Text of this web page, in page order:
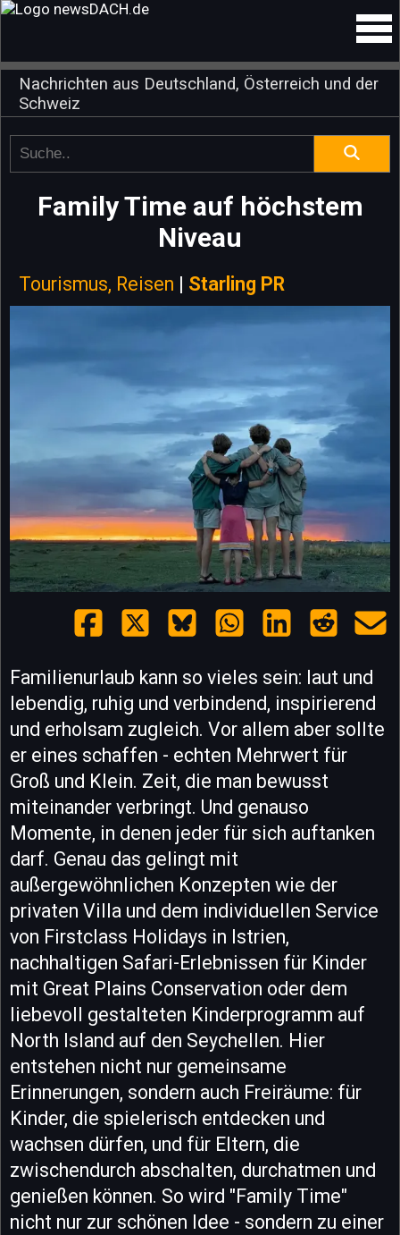
Nachrichten aus Deutschland, Österreich und der
Schweiz
Family Time auf höchstem
Niveau
Tourismus, Reisen | Starling PR
Familienurlaub kann so vieles sein: laut und
lebendig, ruhig und verbindend, inspirierend
und erholsam zugleich. Vor allem aber sollte
er eines schaffen - echten Mehrwert für
Groß und Klein. Zeit, die man bewusst
miteinander verbringt. Und genauso
Momente, in denen jeder für sich auftanken
darf. Genau das gelingt mit
außergewöhnlichen Konzepten wie der
privaten Villa und dem individuellen Service
von Firstclass Holidays in Istrien,
nachhaltigen Safari-Erlebnissen für Kinder
mit Great Plains Conservation oder dem
liebevoll gestalteten Kinderprogramm auf
North Island auf den Seychellen. Hier
entstehen nicht nur gemeinsame
Erinnerungen, sondern auch Freiräume: für
Kinder, die spielerisch entdecken und
wachsen dürfen, und für Eltern, die
zwischendurch abschalten, durchatmen und
genießen können. So wird "Family Time"
nicht nur zur schönen Idee - sondern zu einer